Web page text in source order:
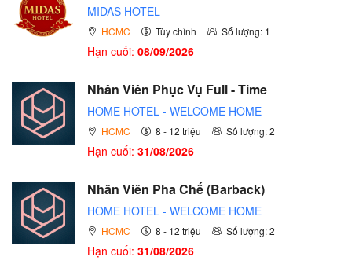
MIDAS HOTEL
HCMC Tùy chỉnh Số lượng: 1
Hạn cuối: 08/09/2026
Nhân Viên Phục Vụ Full - Time
HOME HOTEL - WELCOME HOME
HCMC 8 - 12 triệu Số lượng: 2
Hạn cuối: 31/08/2026
Nhân Viên Pha Chế (Barback)
HOME HOTEL - WELCOME HOME
HCMC 8 - 12 triệu Số lượng: 2
Hạn cuối: 31/08/2026